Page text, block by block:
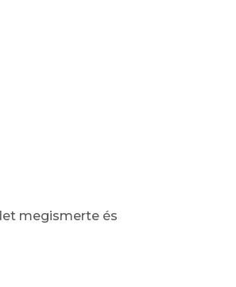
megismerte és